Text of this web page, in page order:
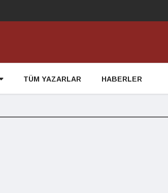
TÜM YAZARLAR HABERLER